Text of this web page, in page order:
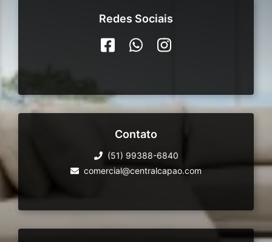
Redes Sociais
Contato
(51) 99388-6840
comercial@centralcapao.com